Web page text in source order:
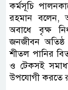
কর্মসূচি
রহমান বলেন,
অবাধে বৃক্ষ
জনজীবন অতিষ্ঠ
শীতল পানির
ও টেকসই
উপযোগী করতে